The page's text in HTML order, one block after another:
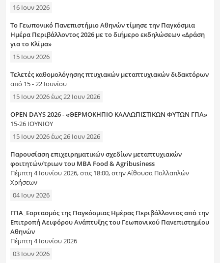
16 Ιουν 2026
Το Γεωπονικό Πανεπιστήμιο Αθηνών τίμησε την Παγκόσμια
Ημέρα Περιβάλλοντος 2026 με το διήμερο εκδηλώσεων «Δράση
για το Κλίμα»
15 Ιουν 2026
Τελετές καθομολόγησης πτυχιακών μεταπτυχιακών διδακτόρων
από 15 - 22 Ιουνίου
15 Ιουν 2026έως22 Ιουν 2026
OPEN DAYS 2026 - «ΘΕΡΜΟΚΗΠΙΟ ΚΑΛΛΩΠΙΣΤΙΚΩΝ ΦΥΤΩΝ ΓΠΑ»
15-26 ΙΟΥΝΙΟΥ
15 Ιουν 2026έως26 Ιουν 2026
Παρουσίαση επιχειρηματικών σχεδίων μεταπτυχιακών
φοιτητών/τριων του MBA Food & Agribusiness
Πέμπτη 4 Ιουνίου 2026, στις 18:00, στην Αίθουσα Πολλαπλών
Χρήσεων
04 Ιουν 2026
ΓΠΑ_Εορτασμός της Παγκόσμιας Ημέρας Περιβάλλοντος από την
Επιτροπή Αειφόρου Ανάπτυξης του Γεωπονικού Πανεπιστημίου
Αθηνών
Πέμπτη 4 Ιουνίου 2026
03 Ιουν 2026